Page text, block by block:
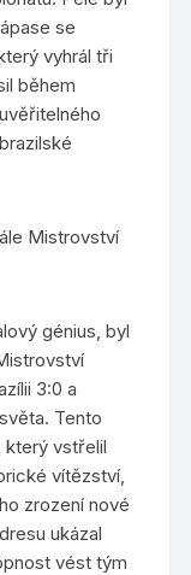
se
vyhrál tři
během
Mistrovství
génius, byl
3:0 a
Tento
který vstřelil
vítězství,
zrození nové
ukázal
vést tým